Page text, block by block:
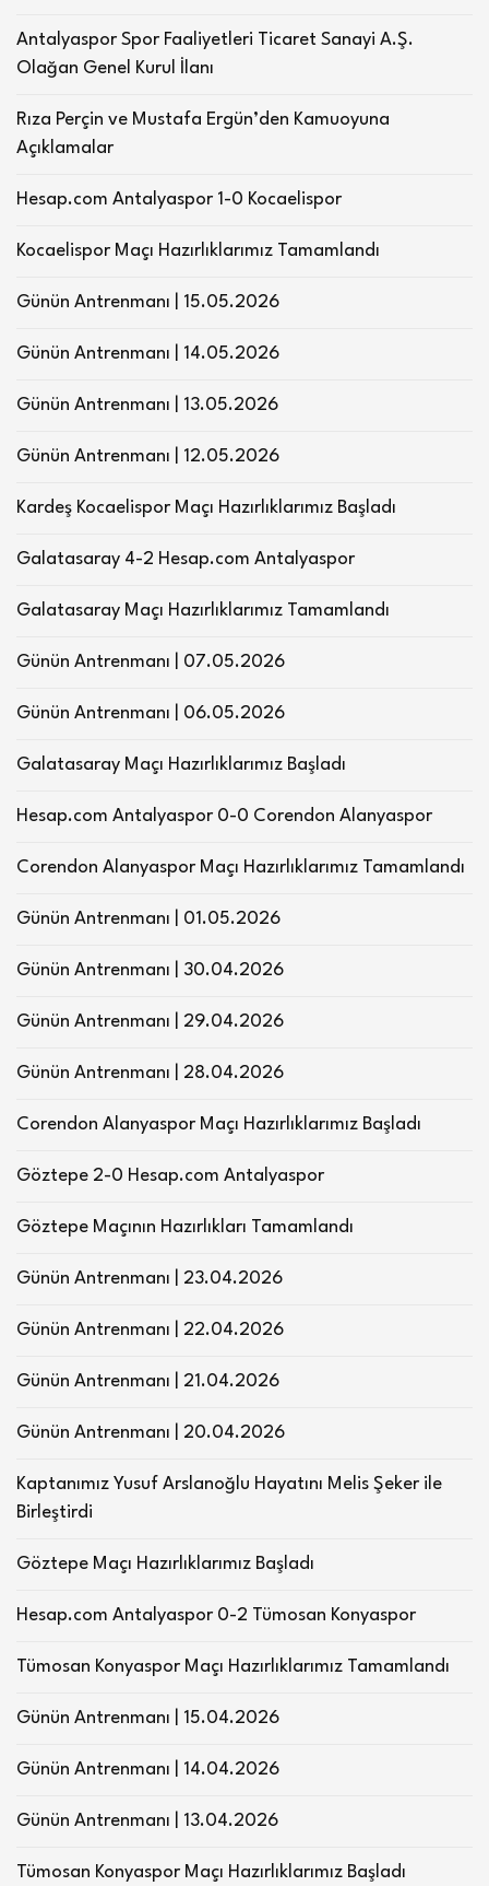
Antalyaspor Spor Faaliyetleri Ticaret Sanayi A.Ş.
Olağan Genel Kurul İlanı
Rıza Perçin ve Mustafa Ergün’den Kamuoyuna
Açıklamalar
Hesap.com Antalyaspor 1-0 Kocaelispor
Kocaelispor Maçı Hazırlıklarımız Tamamlandı
Günün Antrenmanı | 15.05.2026
Günün Antrenmanı | 14.05.2026
Günün Antrenmanı | 13.05.2026
Günün Antrenmanı | 12.05.2026
Kardeş Kocaelispor Maçı Hazırlıklarımız Başladı
Galatasaray 4-2 Hesap.com Antalyaspor
Galatasaray Maçı Hazırlıklarımız Tamamlandı
Günün Antrenmanı | 07.05.2026
Günün Antrenmanı | 06.05.2026
Galatasaray Maçı Hazırlıklarımız Başladı
Hesap.com Antalyaspor 0-0 Corendon Alanyaspor
Corendon Alanyaspor Maçı Hazırlıklarımız Tamamlandı
Günün Antrenmanı | 01.05.2026
Günün Antrenmanı | 30.04.2026
Günün Antrenmanı | 29.04.2026
Günün Antrenmanı | 28.04.2026
Corendon Alanyaspor Maçı Hazırlıklarımız Başladı
Göztepe 2-0 Hesap.com Antalyaspor
Göztepe Maçının Hazırlıkları Tamamlandı
Günün Antrenmanı | 23.04.2026
Günün Antrenmanı | 22.04.2026
Günün Antrenmanı | 21.04.2026
Günün Antrenmanı | 20.04.2026
Kaptanımız Yusuf Arslanoğlu Hayatını Melis Şeker ile
Birleştirdi
Göztepe Maçı Hazırlıklarımız Başladı
Hesap.com Antalyaspor 0-2 Tümosan Konyaspor
Tümosan Konyaspor Maçı Hazırlıklarımız Tamamlandı
Günün Antrenmanı | 15.04.2026
Günün Antrenmanı | 14.04.2026
Günün Antrenmanı | 13.04.2026
Tümosan Konyaspor Maçı Hazırlıklarımız Başladı